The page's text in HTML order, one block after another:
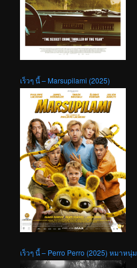
เร็วๆ นี้ – Marsupilami (2025)
เร็วๆ นี้ – Perro Perro (2025) หมาหนุ่ม